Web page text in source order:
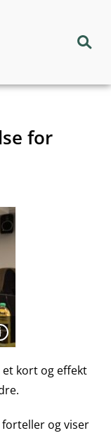
Søk
for
kort og effekt
og viser